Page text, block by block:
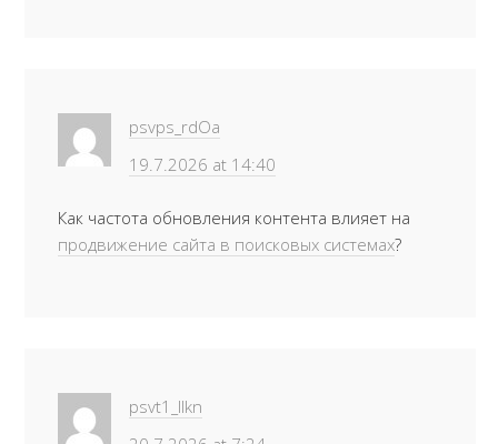
psvps_rdOa
19.7.2026 at 14:40
Как частота обновления контента влияет на
продвижение сайта в поисковых системах?
psvt1_llkn